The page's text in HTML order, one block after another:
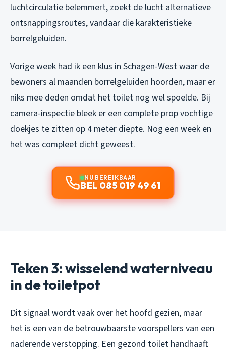
luchtcirculatie belemmert, zoekt de lucht alternatieve
ontsnappingsroutes, vandaar die karakteristieke
borrelgeluiden.
Vorige week had ik een klus in Schagen-West waar de
bewoners al maanden borrelgeluiden hoorden, maar er
niks mee deden omdat het toilet nog wel spoelde. Bij
camera-inspectie bleek er een complete prop vochtige
doekjes te zitten op 4 meter diepte. Nog een week en
het was compleet dicht geweest.
NU BEREIKBAAR
BEL 085 019 49 61
Teken 3: wisselend waterniveau
in de toiletpot
Dit signaal wordt vaak over het hoofd gezien, maar
het is een van de betrouwbaarste voorspellers van een
naderende verstopping. Een gezond toilet handhaaft